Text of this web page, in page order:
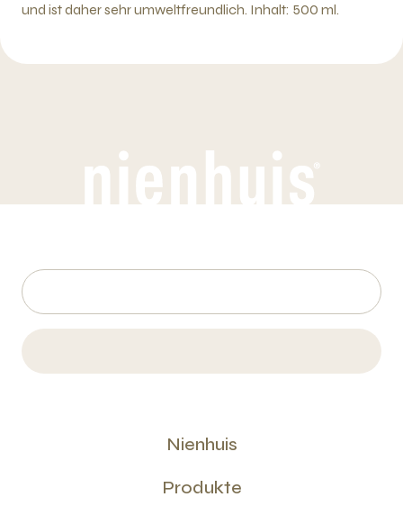
und ist daher sehr umweltfreundlich. Inhalt: 500 ml.
Nienhuis
Produkte